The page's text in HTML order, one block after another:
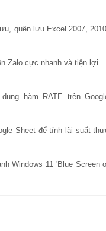
quên lưu Excel 2007,
Zalo cực nhanh và tiện lợi
hàm RATE trên
Sheet để tính lãi suất
Windows 11 'Blue Screen